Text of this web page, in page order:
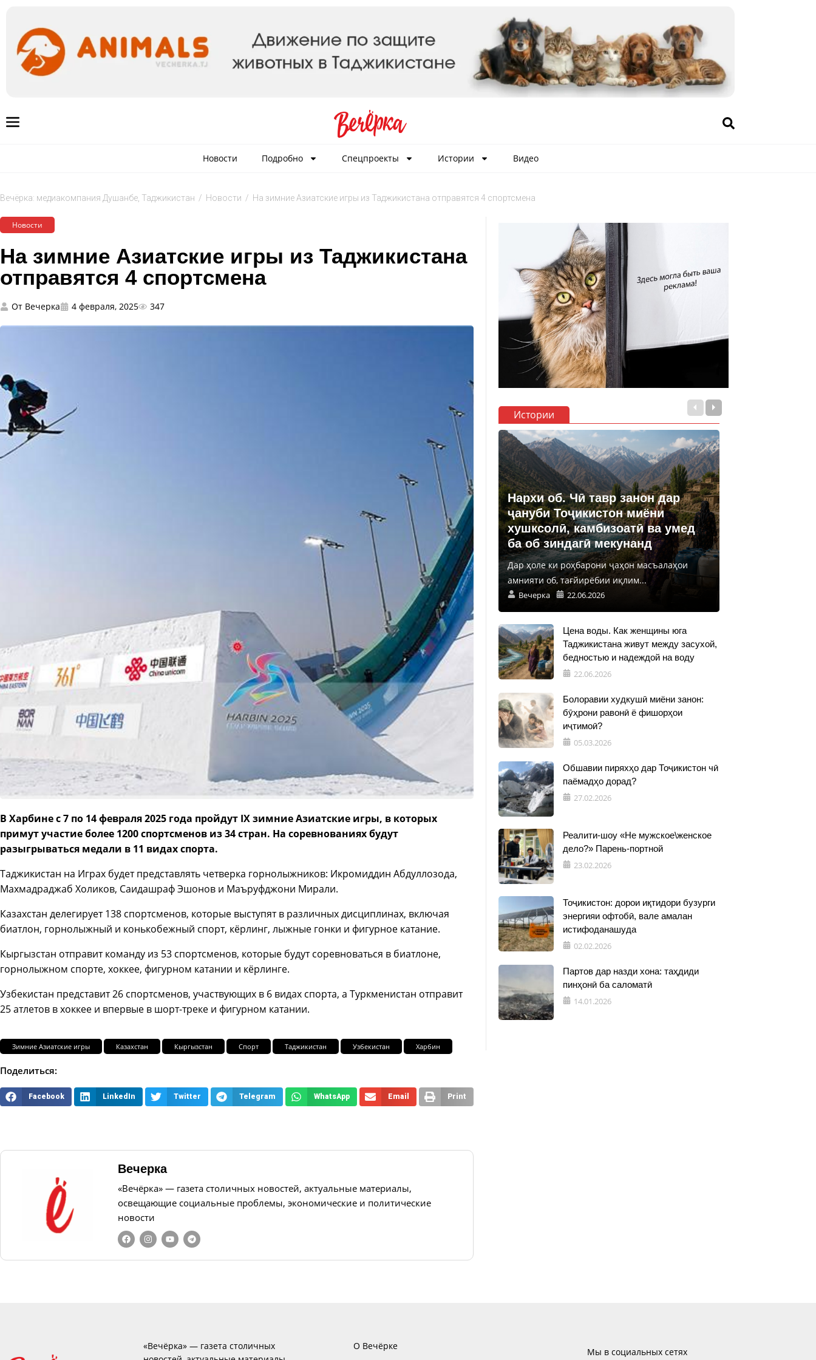
Новости Подробно Спецпроекты Истории Видео
Вечёрка: медиакомпания Душанбе, Таджикистан / Новости / На зимние Азиатские игры из Таджикистана отправятся 4 спортсмена
Новости
На зимние Азиатские игры из Таджикистана
отправятся 4 спортсмена
От Вечерка 4 февраля, 2025 347
В Харбине с 7 по 14 февраля 2025 года пройдут IX зимние Азиатские игры, в которых
примут участие более 1200 спортсменов из 34 стран. На соревнованиях будут
разыгрываться медали в 11 видах спорта.
Таджикистан на Играх будет представлять четверка горнолыжников: Икромиддин Абдуллозода,
Махмадраджаб Холиков, Саидашраф Эшонов и Маъруфджони Мирали.
Казахстан делегирует 138 спортсменов, которые выступят в различных дисциплинах, включая
биатлон, горнолыжный и конькобежный спорт, кёрлинг, лыжные гонки и фигурное катание.
Кыргызстан отправит команду из 53 спортсменов, которые будут соревноваться в биатлоне,
горнолыжном спорте, хоккее, фигурном катании и кёрлинге.
Узбекистан представит 26 спортсменов, участвующих в 6 видах спорта, а Туркменистан отправит
25 атлетов в хоккее и впервые в шорт-треке и фигурном катании.
Зимние Азиатские игры Казахстан Кыргызстан Спорт Таджикистан Узбекистан Харбин
Поделиться:
Facebook LinkedIn Twitter Telegram WhatsApp Email Print
Вечерка
«Вечёрка» — газета столичных новостей, актуальные материалы,
освещающие социальные проблемы, экономические и политические
новости
Истории
Нархи об. Чӣ тавр занон дар
ҷануби Тоҷикистон миёни
хушксолӣ, камбизоатӣ ва умед
ба об зиндагӣ мекунанд
Дар ҳоле ки роҳбарони ҷаҳон масъалаҳои
амнияти об, тағйирёбии иқлим...
Вечерка 22.06.2026
Цена воды. Как женщины юга
Таджикистана живут между засухой,
бедностью и надеждой на воду
22.06.2026
Болоравии худкушӣ миёни занон:
бӯҳрони равонӣ ё фишорҳои
иҷтимоӣ?
05.03.2026
Обшавии пиряхҳо дар Тоҷикистон чӣ
паёмадҳо дорад?
27.02.2026
Реалити-шоу «Не мужское\женское
дело?» Парень-портной
23.02.2026
Тоҷикистон: дорои иқтидори бузурги
энергияи офтобӣ, вале амалан
истифоданашуда
02.02.2026
Партов дар назди хона: таҳдиди
пинҳонӣ ба саломатӣ
14.01.2026
«Вечёрка» — газета столичных
О Вечёрке
Мы в социальных сетях